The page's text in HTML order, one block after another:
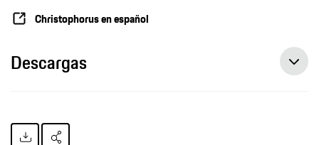
Christophorus en español
Descargas